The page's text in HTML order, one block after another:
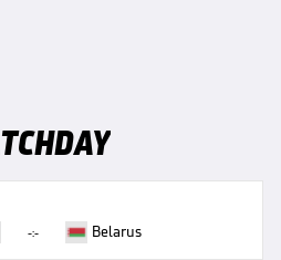
-:- Belarus